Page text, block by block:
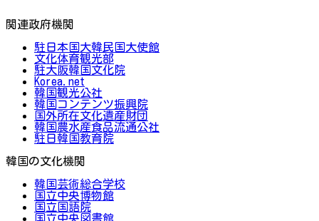
関連政府機関
駐日本国大韓民国大使館
文化体育観光部
駐大阪韓国文化院
Korea.net
韓国観光公社
韓国コンテンツ振興院
国外所在文化遺産財団
韓国農水産食品流通公社
駐日韓国教育院
韓国の文化機関
韓国芸術総合学校
国立中央博物館
国立国語院
国立中央図書館